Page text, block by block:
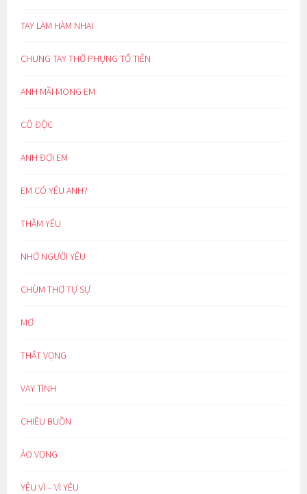
TAY LÀM HÀM NHAI
CHUNG TAY THỜ PHỤNG TỔ TIÊN
ANH MÃI MONG EM
CÔ ĐỘC
ANH ĐỢI EM
EM CÓ YÊU ANH?
THẦM YÊU
NHỚ NGƯỜI YÊU
CHÙM THƠ TỰ SỰ
MƠ
THẤT VỌNG
VAY TÌNH
CHIỀU BUỒN
ẢO VỌNG
YÊU VÌ – VÌ YÊU